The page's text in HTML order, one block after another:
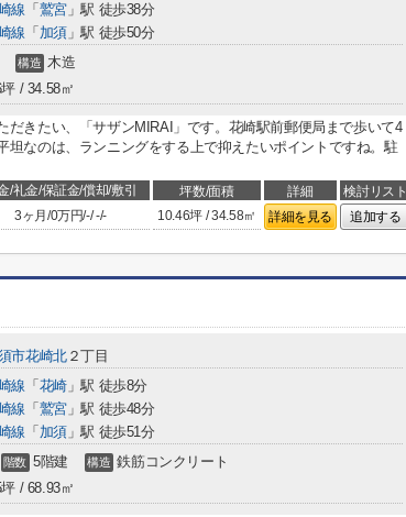
線 「 鷲宮」駅 徒歩38分
線 「 加須」駅 徒歩50分
構造 木造
/ 34.58㎡
だきたい、「サザンMIRAI」です。花崎駅前郵便局まで歩いて4
坦なのは、ランニングをする上で抑えたいポイントですね。駐
/礼金/保証金/償却/敷引 坪数/面積 詳細
検討リスト
3ヶ月 /0万円/-/-/- 10.46坪 / 34.58㎡ 詳細を見る 追加する
市花崎北２丁目
線 「 花崎」駅 徒歩8分
線 「 鷲宮」駅 徒歩48分
線 「 加須」駅 徒歩51分
階数 5階建 構造 鉄筋コンクリート
/ 68.93㎡